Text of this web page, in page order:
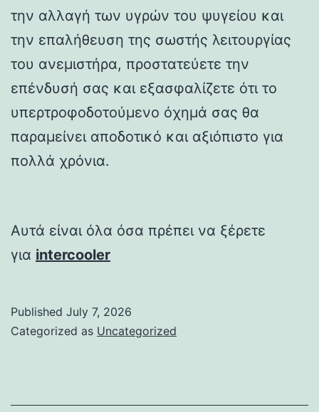
την αλλαγή των υγρών του ψυγείου και
την επαλήθευση της σωστής λειτουργίας
του ανεμιστήρα, προστατεύετε την
επένδυσή σας και εξασφαλίζετε ότι το
υπερτροφοδοτούμενο όχημά σας θα
παραμείνει αποδοτικό και αξιόπιστο για
πολλά χρόνια.
Αυτά είναι όλα όσα πρέπει να ξέρετε
για intercooler
Published July 7, 2026
Categorized as Uncategorized